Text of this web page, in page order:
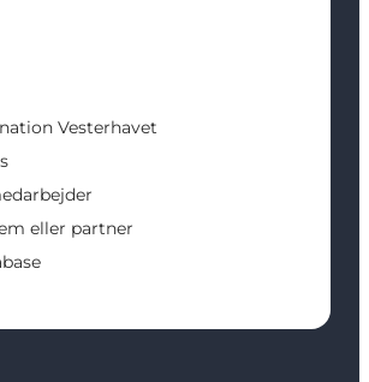
Vesterhavet
eller partner